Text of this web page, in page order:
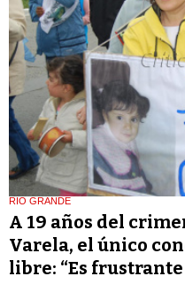
RIO GRANDE
A 19 años del
Varela, el único
libre: “Es frustrante